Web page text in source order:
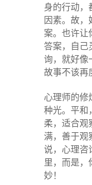
身的行动，
因素。故，
案。也许让
答案，自己
询，就好像
故事不该再
心理师的修
种光。平和
柔，适合观
满，善于观
说，心理咨
里，而是，
妙！